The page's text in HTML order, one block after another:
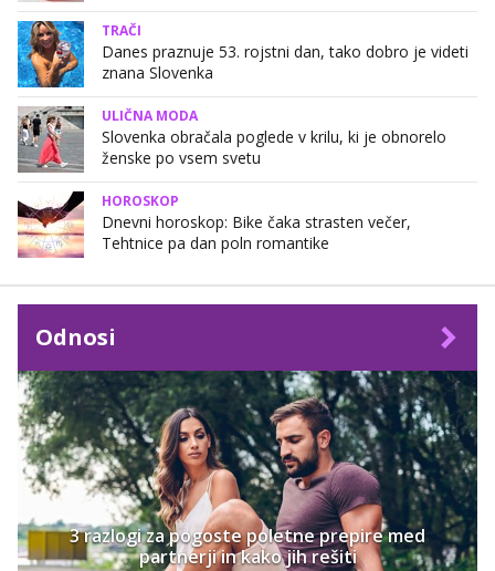
TRAČI
Danes praznuje 53. rojstni dan, tako dobro je videti
znana Slovenka
ULIČNA MODA
Slovenka obračala poglede v krilu, ki je obnorelo
ženske po vsem svetu
HOROSKOP
Dnevni horoskop: Bike čaka strasten večer,
Tehtnice pa dan poln romantike
Odnosi
3 razlogi za pogoste poletne prepire med
partnerji in kako jih rešiti